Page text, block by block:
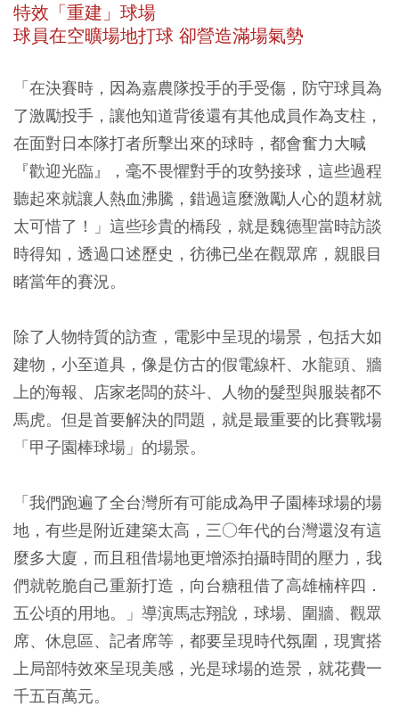
特效「重建」球場
球員在空曠場地打球 卻營造滿場氣勢
「在決賽時，因為嘉農隊投手的手受傷，防守球員為
了激勵投手，讓他知道背後還有其他成員作為支柱，
在面對日本隊打者所擊出來的球時，都會奮力大喊
『歡迎光臨』，毫不畏懼對手的攻勢接球，這些過程
聽起來就讓人熱血沸騰，錯過這麼激勵人心的題材就
太可惜了！」這些珍貴的橋段，就是魏德聖當時訪談
時得知，透過口述歷史，彷彿已坐在觀眾席，親眼目
睹當年的賽況。
除了人物特質的訪查，電影中呈現的場景，包括大如
建物，小至道具，像是仿古的假電線杆、水龍頭、牆
上的海報、店家老闆的菸斗、人物的髮型與服裝都不
馬虎。但是首要解決的問題，就是最重要的比賽戰場
「甲子園棒球場」的場景。
「我們跑遍了全台灣所有可能成為甲子園棒球場的場
地，有些是附近建築太高，三○年代的台灣還沒有這
麼多大廈，而且租借場地更增添拍攝時間的壓力，我
們就乾脆自己重新打造，向台糖租借了高雄楠梓四．
五公頃的用地。」導演馬志翔說，球場、圍牆、觀眾
席、休息區、記者席等，都要呈現時代氛圍，現實搭
上局部特效來呈現美感，光是球場的造景，就花費一
千五百萬元。